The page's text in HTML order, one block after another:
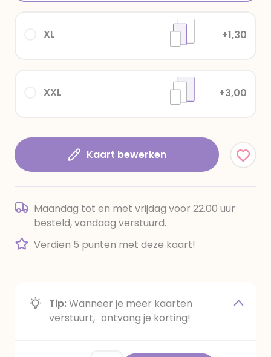
XXL +3,00
XL +1,30
Kaart bewerken
Maandag tot en met vrijdag voor 22.00 uur
besteld, vandaag verstuurd.
Verdien 5 punten met deze kaart!
Tip:Wanneer je meer kaarten
verstuurt, ontvang je korting!